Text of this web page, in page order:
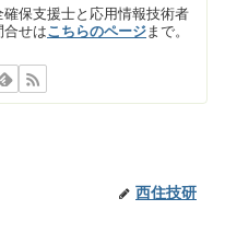
保支援士と応用情報技術者
合せはこちらのページまで。
西住技研